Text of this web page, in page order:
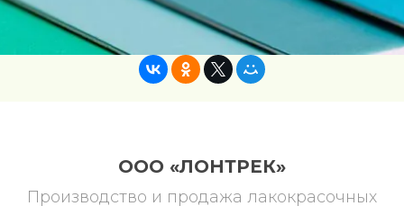
ООО «ЛОНТРЕК»
Производство и продажа лакокрасочных